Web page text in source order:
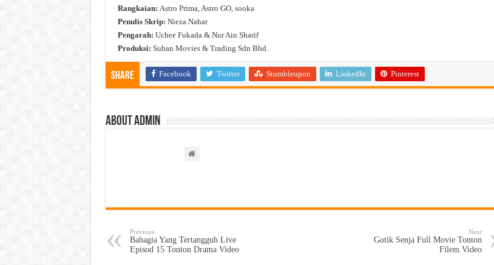
Rangkaian: Astro Prima, Astro GO, sooka
Penulis Skrip: Nieza Nahar
Pengarah: Uchee Fukada & Nur Ain Sharif
Produksi: Suhan Movies & Trading Sdn Bhd.
Share Facebook Twitter Stumbleupon LinkedIn Pinterest
About admin
Previous
Bahagia Yang Tertangguh Live
Episod 15 Tonton Drama Video
Next
Gotik Senja Full Movie Tonton
Filem Video